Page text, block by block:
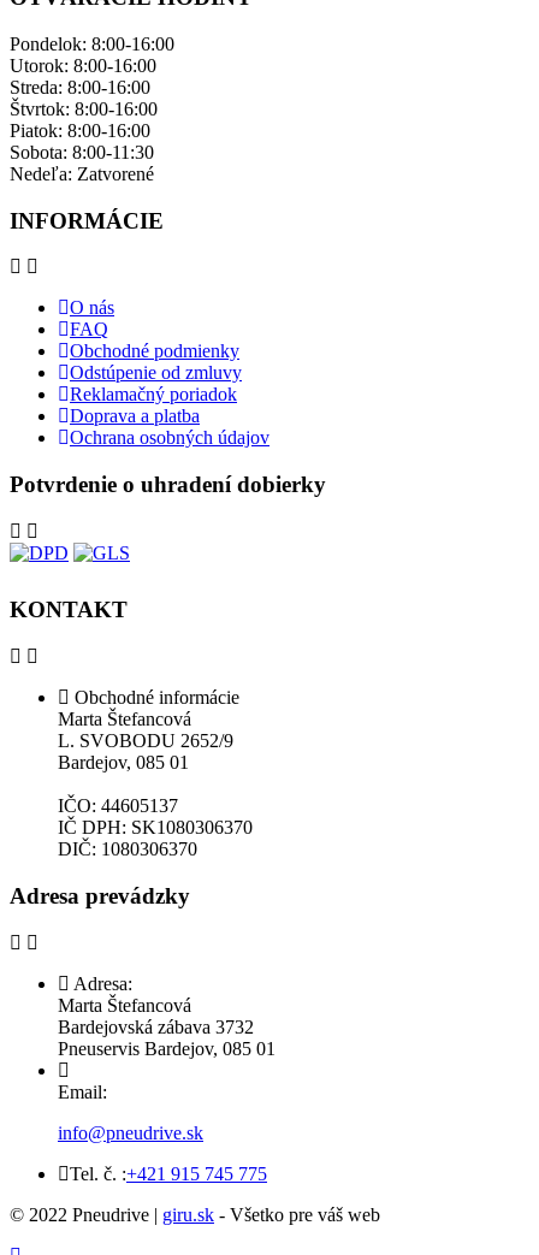
Pondelok: ​8:00-16:00
Utorok: 8:00-16:00
Streda: 8:00-16:00
Štvrtok: 8:00-16:00
Piatok: 8:00-16:00
Sobota: 8:00-11:30
Nedeľa: ​Zatvorené
INFORMÁCIE
O nás
FAQ
Obchodné podmienky
Odstúpenie od zmluvy
Reklamačný poriadok
Doprava a platba
Ochrana osobných údajov
Potvrdenie o uhradení dobierky
KONTAKT
Obchodné informácie
Marta Štefancová
L. SVOBODU 2652/9
Bardejov, 085 01
IČO: 44605137
IČ DPH: SK1080306370
DIČ: 1080306370
Adresa prevádzky
Adresa:
Marta Štefancová
Bardejovská zábava 3732
Pneuservis Bardejov, 085 01
Email:
info@pneudrive.sk
Tel. č. :+421 915 745 775
© 2022 Pneudrive | giru.sk - Všetko pre váš web